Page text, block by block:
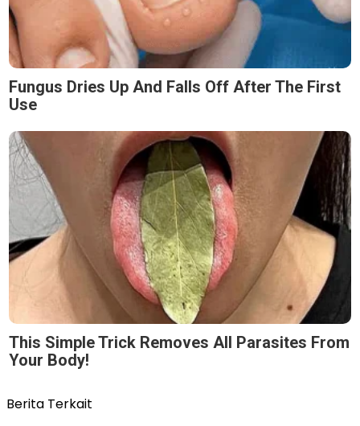
Fungus Dries Up And Falls Off After The First
Use
This Simple Trick Removes All Parasites From
Your Body!
Berita Terkait